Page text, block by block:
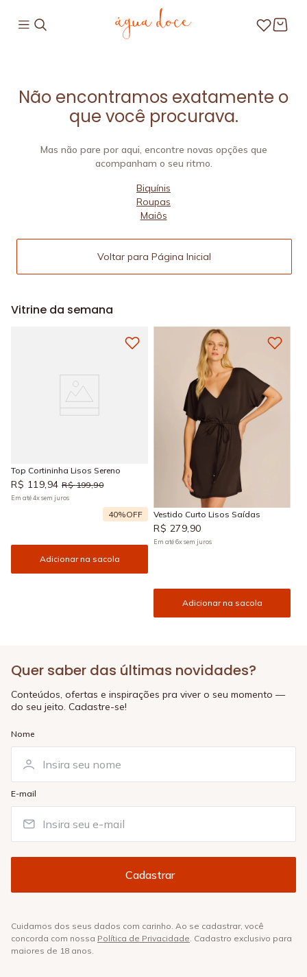
Não encontramos exatamente o
que você procurava.
Mas não pare por aqui, encontre novas opções que
acompanham o seu ritmo.
Biquínis
Roupas
Maiôs
Voltar para Página Inicial
Vitrine da semana
Top Cortininha Lisos Sereno
R$ 119,94 R$ 199,90
Em até4xsem juros
40%OFF
Adicionar na sacola
Vestido Curto Lisos Saídas
R$ 279,90
Em até6xsem juros
Adicionar na sacola
Quer saber das últimas novidades?
Conteúdos, ofertas e inspirações pra viver o seu momento —
do seu jeito. Cadastre-se!
Nome
E-mail
Cuidamos dos seus dados com carinho. Ao se cadastrar, você
concorda com nossa Política de Privacidade. Cadastro exclusivo para
maiores de 18 anos.